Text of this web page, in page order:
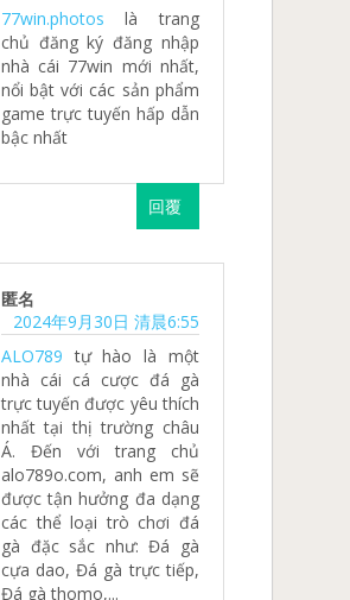
77win.photos là trang
chủ đăng ký đăng nhập
nhà cái 77win mới nhất,
nổi bật với các sản phẩm
game trực tuyến hấp dẫn
bậc nhất
回覆
匿名
2024年9月30日 清晨6:55
ALO789 tự hào là một
nhà cái cá cược đá gà
trực tuyến được yêu thích
nhất tại thị trường châu
Á. Đến với trang chủ
alo789o.com, anh em sẽ
được tận hưởng đa dạng
các thể loại trò chơi đá
gà đặc sắc như: Đá gà
cựa dao, Đá gà trực tiếp,
Đá gà thomo,...